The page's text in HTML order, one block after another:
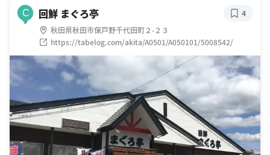
C 回鮮 まぐろ亭
秋田県秋田市保戸野千代田町２-２３
https://tabelog.com/akita/A0501/A050101/5008542/
4